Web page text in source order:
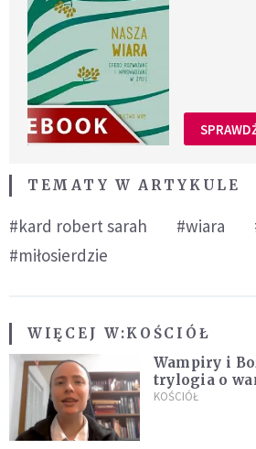
TEMATY W ARTYKULE
#kard robert sarah #wiara
#miłosierdzie
WIĘCEJ W:KOŚCIÓŁ
Wampiry i
trylogia o
KOŚCIÓŁ